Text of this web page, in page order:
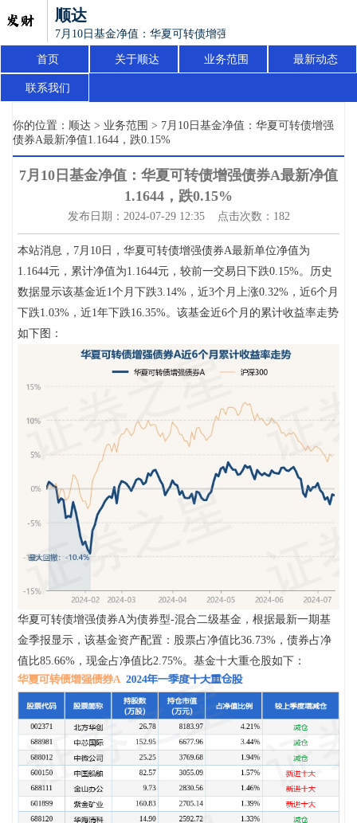
顺达
7月10日基金净值：华夏可转债增强债券A最新净值1.1644，
首页 关于顺达 业务范围 最新动态
联系我们
你的位置： 顺达 > 业务范围 > 7月10日基金净值：华夏可转债增强
债券A最新净值1.1644，跌0.15%
7月10日基金净值：华夏可转债增强债券A最新净值
1.1644，跌0.15%
发布日期：2024-07-29 12:35 点击次数：182
本站消息，7月10日，华夏可转债增强债券A最新单位净值为
1.1644元，累计净值为1.1644元，较前一交易日下跌0.15%。历史
数据显示该基金近1个月下跌3.14%，近3个月上涨0.32%，近6个月
下跌1.03%，近1年下跌16.35%。该基金近6个月的累计收益率走势
如下图：
华夏可转债增强债券A为债券型-混合二级基金，根据最新一期基
金季报显示，该基金资产配置：股票占净值比36.73%，债券占净
值比85.66%，现金占净值比2.75%。基金十大重仓股如下：